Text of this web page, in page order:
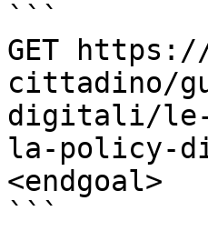
```
GET
cittadino/
digitali/le-
la-policy-di-
<endgoal>
```